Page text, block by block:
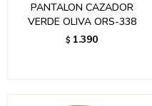
PANTALON CAZADOR
VERDE OLIVA ORS-338
$ 1.390